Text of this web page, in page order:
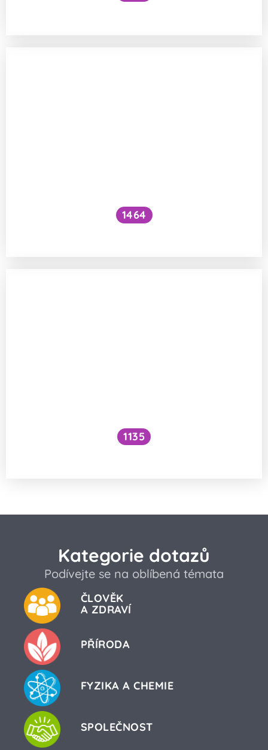
1464
1135
Kategorie dotazů
Podívejte se na oblíbená témata
ČLOVĚK
A ZDRAVÍ
PŘÍRODA
FYZIKA A CHEMIE
SPOLEČNOST